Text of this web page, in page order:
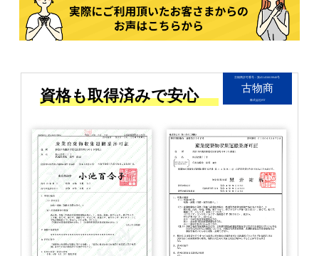
古物商許可番号：第451450019940号
古物商
株式会社FIT
資格も取得済みで安心